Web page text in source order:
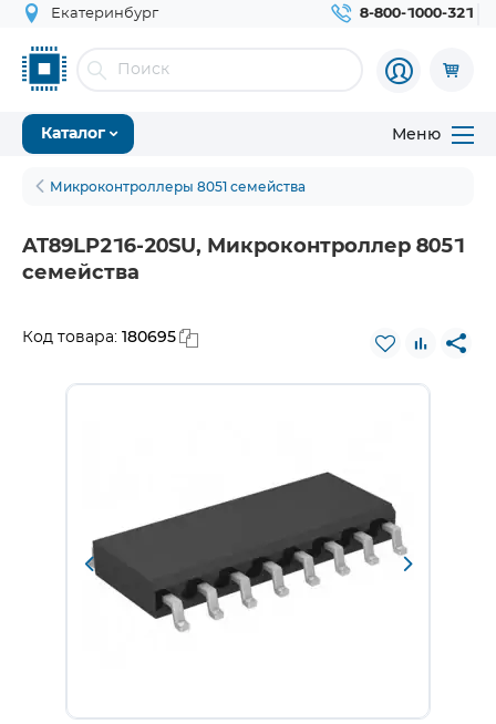
Екатеринбург 8-800-1000-321
Каталог Меню
Микроконтроллеры 8051 семейства
AT89LP216-20SU, Микроконтроллер 8051
семейства
Код товара: 180695